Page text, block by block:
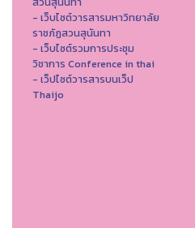
- เว็บไซต์วารสารมหาวิทยาลัย
ราชภัฏสวนสุนันทา
- เว็บไซต์รวมการประชุม
วิชาการ Conference in thai
- เว็ปไซต์วารสารบนเว็ป
Thaijo